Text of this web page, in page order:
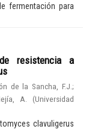
fermentación para
resistencia a
de la Sancha, F.J.;
A. (Universidad
clavuligerus